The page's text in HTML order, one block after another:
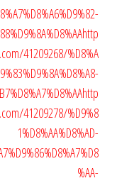
http
41209268/%D8%A
http
41209278/%D9%8
1%D8%AA%D8%AD-
%AA-